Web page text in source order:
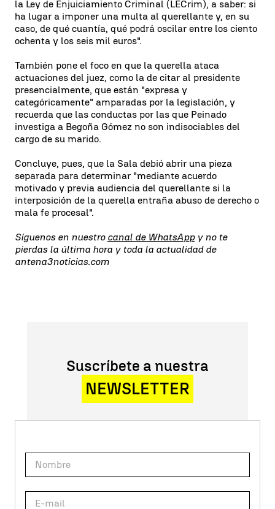
la Ley de Enjuiciamiento Criminal (LECrim), a saber: si
ha lugar a imponer una multa al querellante y, en su
caso, de qué cuantía, qué podrá oscilar entre los ciento
ochenta y los seis mil euros".
También pone el foco en que la querella ataca
actuaciones del juez, como la de citar al presidente
presencialmente, que están "expresa y
categóricamente" amparadas por la legislación, y
recuerda que las conductas por las que Peinado
investiga a Begoña Gómez no son indisociables del
cargo de su marido.
Concluye, pues, que la Sala debió abrir una pieza
separada para determinar "mediante acuerdo
motivado y previa audiencia del querellante si la
interposición de la querella entraña abuso de derecho o
mala fe procesal".
Síguenos en nuestro canal de WhatsAppy no te
pierdas la última hora y toda la actualidad de
antena3noticias.com
Suscríbete a nuestra
NEWSLETTER